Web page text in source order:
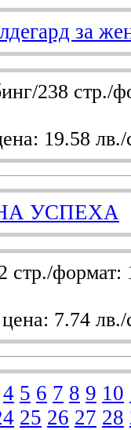
за
238 стр./
19.58 лв./
УСПЕХА
стр./
7.74 лв./
4 5 6 7 8 9 10
25 26 27 28